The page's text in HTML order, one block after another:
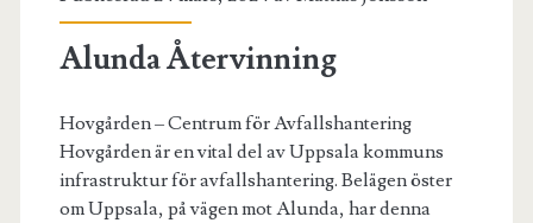
Alunda Återvinning
Hovgården – Centrum för Avfallshantering
Hovgården är en vital del av Uppsala kommuns
infrastruktur för avfallshantering. Belägen öster
om Uppsala, på vägen mot Alunda, har denna